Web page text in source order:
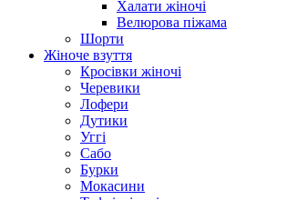
Халати жіночі
Велюрова піжама
Шорти
Жіноче взуття
Кросівки жіночі
Черевики
Лофери
Дутики
Уггі
Сабо
Бурки
Мокасини